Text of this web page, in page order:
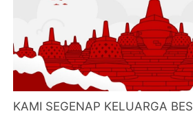
KAMI SEGENAP KELUARGA